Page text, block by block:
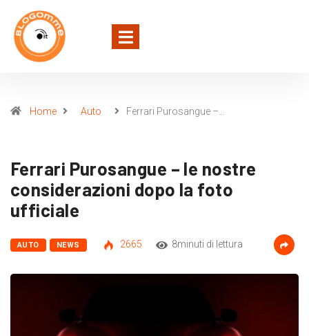
Home Auto Ferrari Purosangue –…
Ferrari Purosangue – le nostre
considerazioni dopo la foto
ufficiale
AUTO NEWS 2665 8minuti di lettura